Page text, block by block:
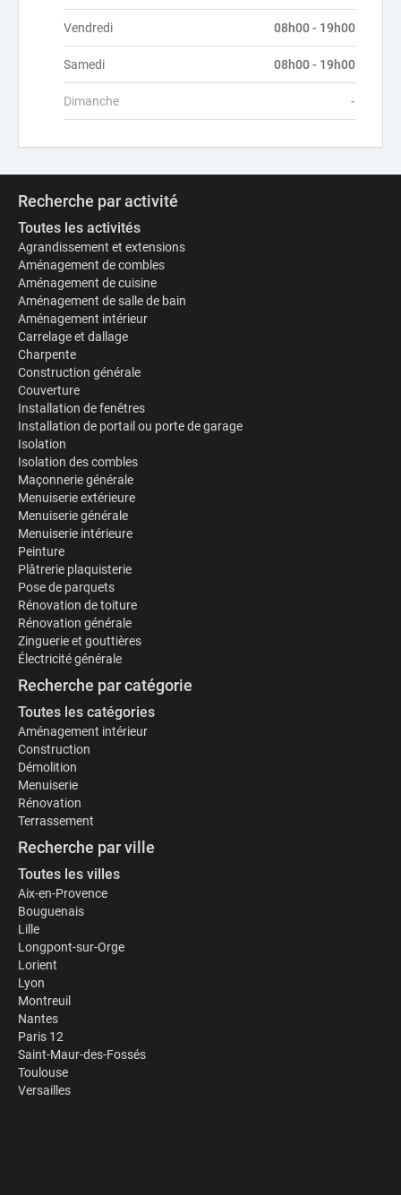
Vendredi 08h00 - 19h00
Samedi 08h00 - 19h00
Dimanche -
Recherche par activité
Toutes les activités
Agrandissement et extensions
Aménagement de combles
Aménagement de cuisine
Aménagement de salle de bain
Aménagement intérieur
Carrelage et dallage
Charpente
Construction générale
Couverture
Installation de fenêtres
Installation de portail ou porte de garage
Isolation
Isolation des combles
Maçonnerie générale
Menuiserie extérieure
Menuiserie générale
Menuiserie intérieure
Peinture
Plâtrerie plaquisterie
Pose de parquets
Rénovation de toiture
Rénovation générale
Zinguerie et gouttières
Électricité générale
Recherche par catégorie
Toutes les catégories
Aménagement intérieur
Construction
Démolition
Menuiserie
Rénovation
Terrassement
Recherche par ville
Toutes les villes
Aix-en-Provence
Bouguenais
Lille
Longpont-sur-Orge
Lorient
Lyon
Montreuil
Nantes
Paris 12
Saint-Maur-des-Fossés
Toulouse
Versailles